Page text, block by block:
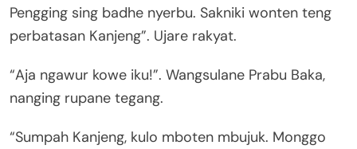
Pengging sing badhe nyerbu. Sakniki wonten teng
perbatasan Kanjeng”. Ujare rakyat.
“Aja ngawur kowe iku!”. Wangsulane Prabu Baka,
nanging rupane tegang.
“Sumpah Kanjeng, kulo mboten mbujuk. Monggo